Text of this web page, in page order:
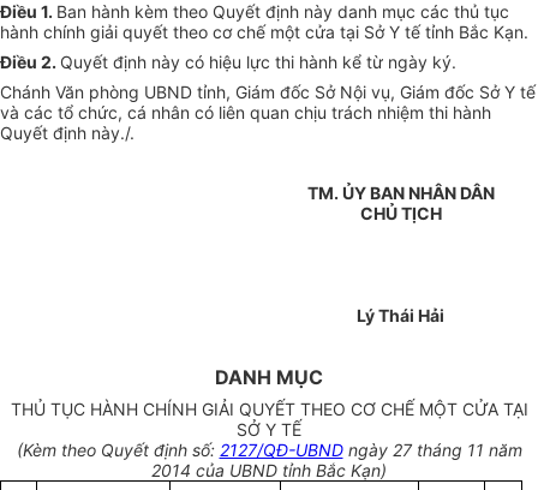
Điều 1. Ban hành kèm theo Quyết định này danh mục các thủ tục
hành chính giải quyết theo cơ chế một cửa tại Sở Y tế tỉnh Bắc Kạn.
Điều 2. Quyết định này có hiệu lực thi hành kể từ ngày ký.
Chánh Văn phòng UBND tỉnh, Giám đốc Sở Nội vụ, Giám đốc Sở Y tế
và các tổ chức, cá nhân có liên quan chịu trách nhiệm thi hành
Quyết định này./.
TM. ỦY BAN NHÂN DÂN
CHỦ TỊCH
Lý Thái Hải
DANH MỤC
THỦ TỤC HÀNH CHÍNH GIẢI QUYẾT THEO CƠ CHẾ MỘT CỬA TẠI
SỞ Y TẾ
(Kèm theo Quyết định số: 2127/QĐ-UBNDngày 27 tháng 11 năm
2014 của UBND tỉnh Bắc Kạn)